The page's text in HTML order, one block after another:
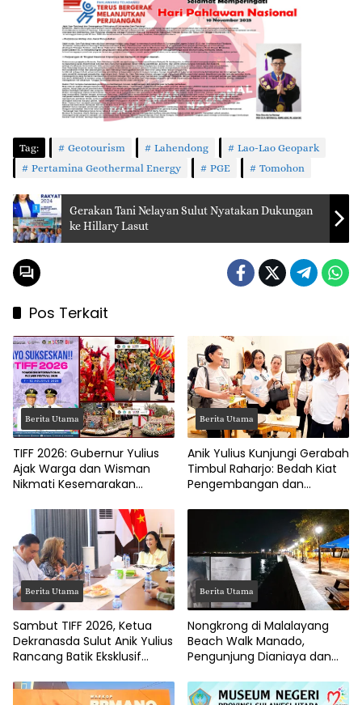
Tag: Geotourism Lahendong
Lao-Lao Geopark
Pertamina Geothermal Energy
PGE Tomohon
Gerakan Tani Nelayan Sulut Nyatakan Dukungan
ke Hillary Lasut
Pos Terkait
Berita Utama
TIFF 2026: Gubernur Yulius
Ajak Warga dan Wisman
Nikmati Kesemarakan
Berita Utama
Anik Yulius Kunjungi Gerabah
Timbul Raharjo: Bedah Kiat
Pengembangan dan
Berita Utama
Sambut TIFF 2026, Ketua
Dekranasda Sulut Anik Yulius
Rancang Batik Eksklusif
Berita Utama
Nongkrong di Malalayang
Beach Walk Manado,
Pengunjung Dianiaya dan
Bermotor